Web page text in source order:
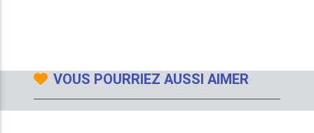
VOUS POURRIEZ AUSSI AIMER